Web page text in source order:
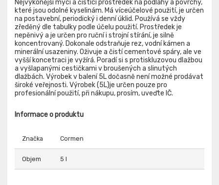
Nejvýkonější mycí a čistící prostředek na podlahy a povrchy,
které jsou odolné kyselinám. Má víceúčelové použití, je určen
na postavební, periodický i denní úklid. Používá se vždy
zředěný dle tabulky podle účelu použití. Prostředek je
nepěnivý a je určen pro ruční i strojní stírání, je silně
koncentrovaný. Dokonale odstraňuje rez, vodní kámen a
minerální usazeniny. Oživuje a čistí cementové spáry, ale ve
vyšší koncetraci je vyžírá. Poradí si s protiskluzovou dlažbou
a vyšlapanými cestičkami v broušených a slinutých
dlažbách. Výrobek v balení 5L dočasně není možné prodávat
široké veřejnosti. Výrobek (5L)je určen pouze pro
profesionální použití, při nákupu, prosím, uveďte IČ.
Informace o produktu
Značka Cormen
Objem 5 l